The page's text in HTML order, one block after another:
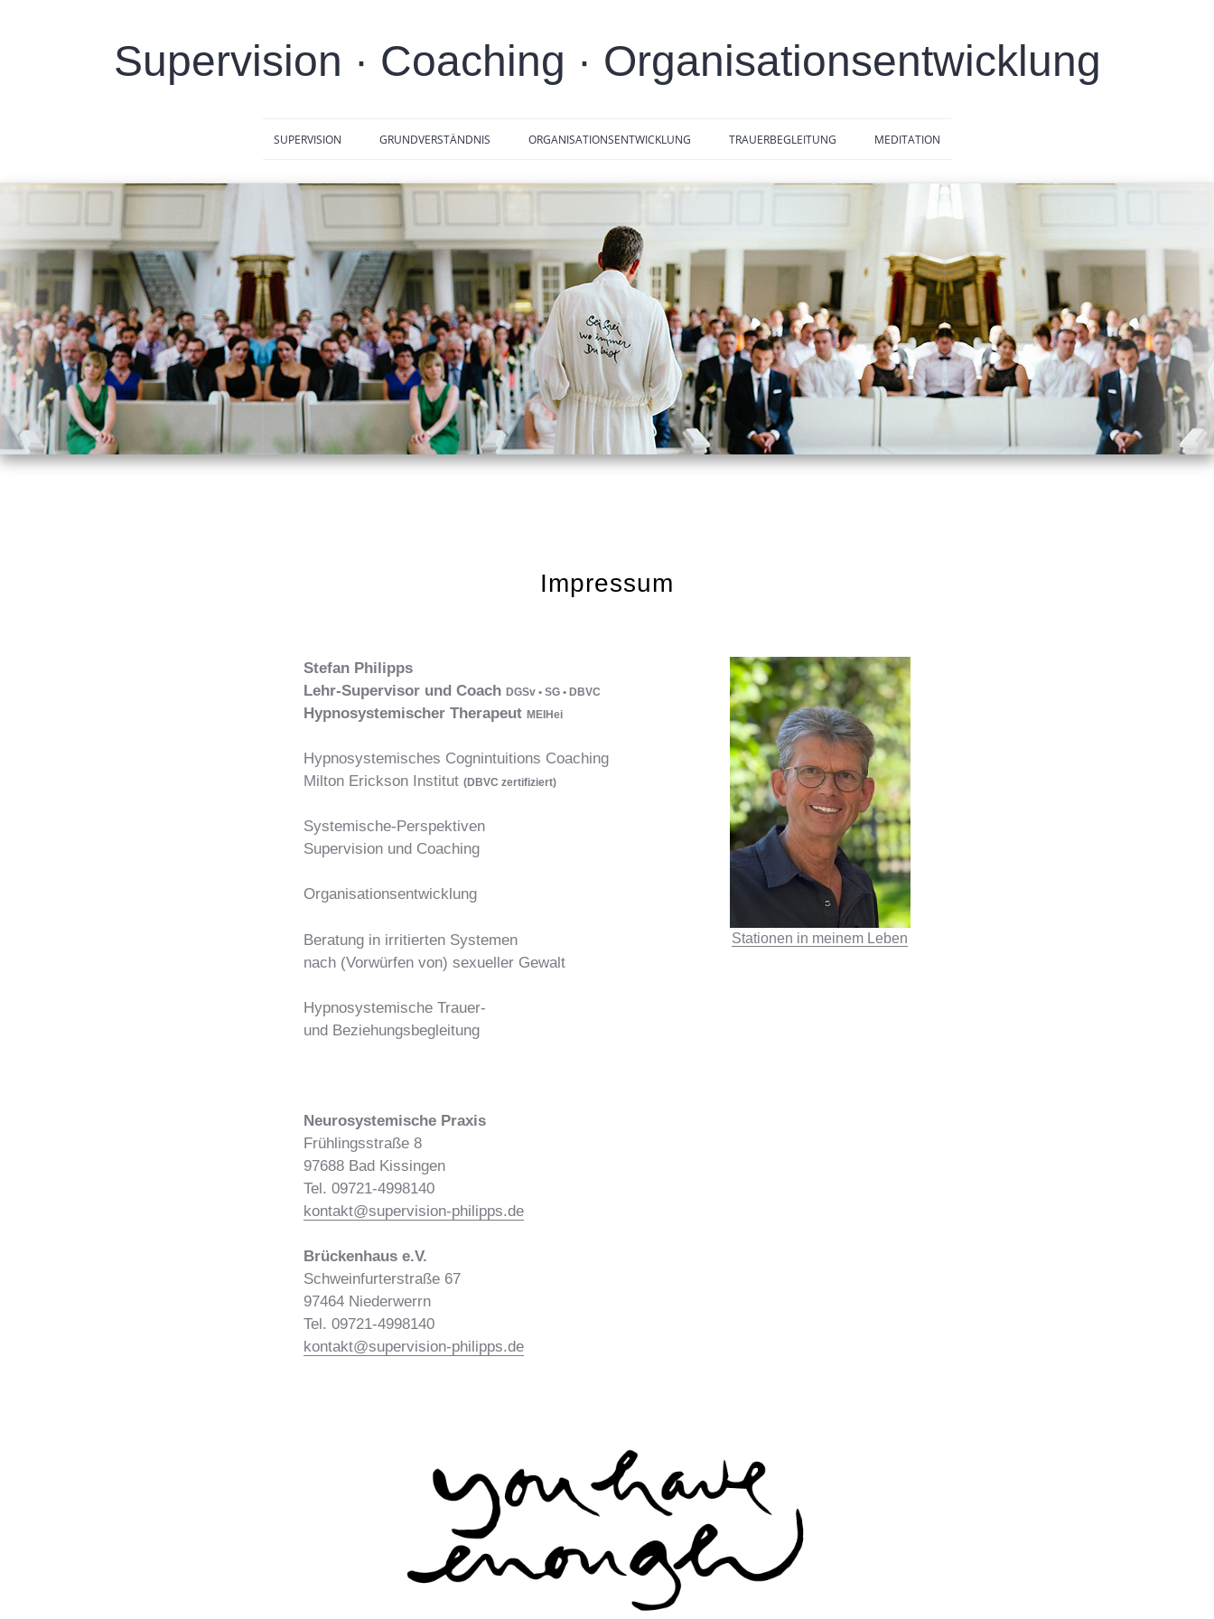
Supervision · Coaching · Organisationsentwicklung
SUPERVISION GRUNDVERSTÄNDNIS ORGANISATIONSENTWICKLUNG TRAUERBEGLEITUNG MEDITATION
Impressum
Stationen in meinem Leben
Stefan Philipps
Lehr-Supervisor und CoachDGSv • SG • DBVC
Hypnosystemischer Therapeut MEIHei
Hypnosystemisches Cognintuitions Coaching
Milton Erickson Institut(DBVC zertifiziert)
Systemische-Perspektiven
Supervision und Coaching
Organisationsentwicklung
Beratung in irritierten Systemen
nach (Vorwürfen von) sexueller Gewalt
Hypnosystemische Trauer-
und Beziehungsbegleitung
Neurosystemische Praxis
Frühlingsstraße 8
97688 Bad Kissingen
Tel. 09721-4998140
kontakt@supervision-philipps.de
Brückenhaus e.V.
Schweinfurterstraße 67
97464 Niederwerrn
Tel. 09721-4998140
kontakt@supervision-philipps.de